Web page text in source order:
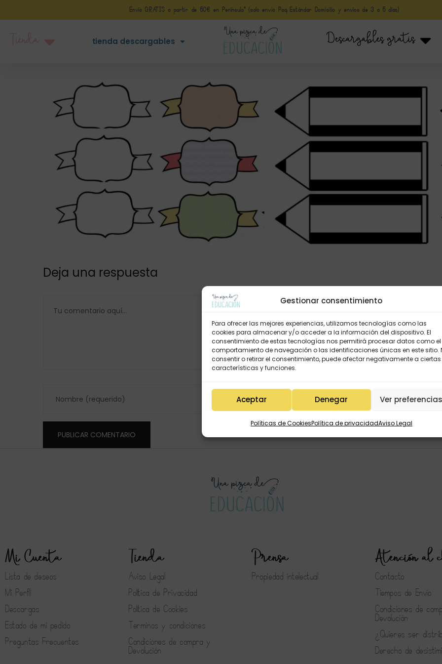
Gestionar consentimiento
Para ofrecer las mejores experiencias, utilizamos tecnologías como las
cookies para almacenar y/o acceder a la información del dispositivo. El
consentimiento de estas tecnologías nos permitirá procesar datos como el
comportamiento de navegación o las identificaciones únicas en este sitio.
consentir o retirar el consentimiento, puede afectar negativamente a ciertas
características y funciones.
Aceptar Denegar Ver
Políticas de CookiesPolítica de privacidadAviso Legal
Envío GRATIS a partir de 50€ en Península* (solo envio Paq Estándar Domicilio y envíos de 3 a 5 días)
tienda descargables Descargables gratis
Deja una respuesta
Mi Cuenta
Lista de deseos
Mi Perfil
Descargas
Estado de mi pedido
Preguntas Frecuentes
Tienda
Aviso Legal
Política de Privacidad
Política de Cookies
Terminos y condiciones
Condiciones de compra y
Devolución
Prensa
Propiedad intelectual
Atención al
Contacto
Tiempos de Envío
Condiciones de
Devolución
¿Quieres ser
Derecho de